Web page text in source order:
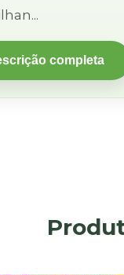
completa